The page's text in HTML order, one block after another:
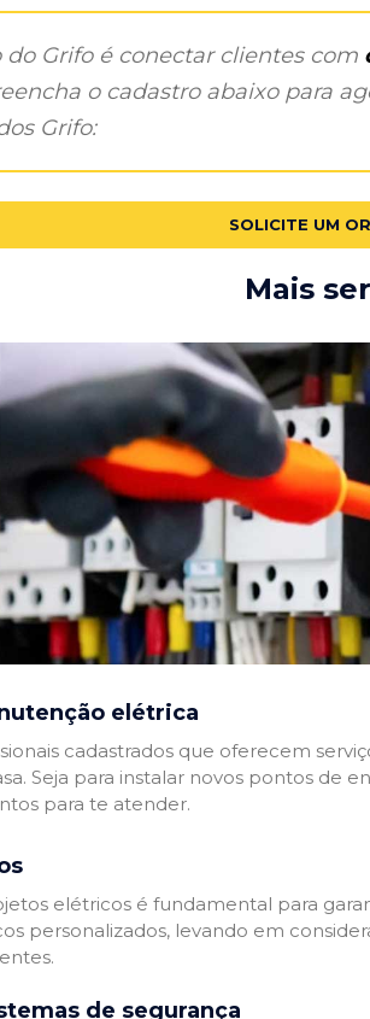
do Grifo é conectar clientes com
o cadastro abaixo para
Grifo:
SOLICITE UM
Mais
elétrica
cadastrados que oferecem
Seja para instalar novos pontos de
para te atender.
elétricos é fundamental para
personalizados, levando em
de segurança